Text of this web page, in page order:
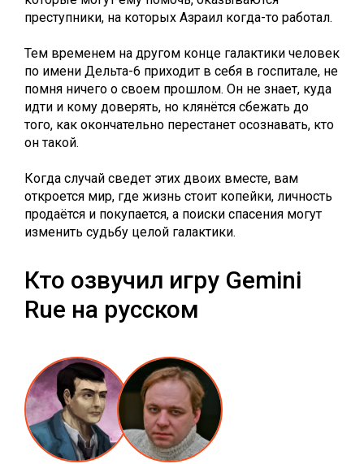
преступники, на которых Азраил когда-то работал.
Тем временем на другом конце галактики человек
по имени Дельта-6 приходит в себя в госпитале, не
помня ничего о своем прошлом. Он не знает, куда
идти и кому доверять, но клянётся сбежать до
того, как окончательно перестанет осознавать, кто
он такой.
Когда случай сведет этих двоих вместе, вам
откроется мир, где жизнь стоит копейки, личность
продаётся и покупается, а поиски спасения могут
изменить судьбу целой галактики.
Кто озвучил игру Gemini
Rue на русском